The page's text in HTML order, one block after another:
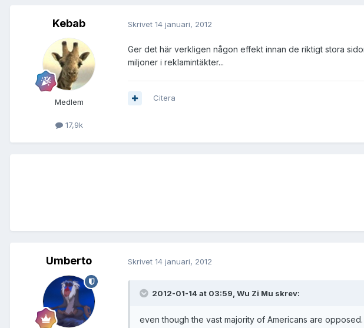
Kebab
Medlem
17,9k
Skrivet 14 januari, 2012
Ger det här verkligen någon effekt innan de riktigt stora
miljoner i reklamintäkter...
Citera
Umberto Skrivet 14 januari, 2012
2012-01-14 at 03:59, Wu Zi Mu skrev:
even though the vast majority of Americans are opposed.